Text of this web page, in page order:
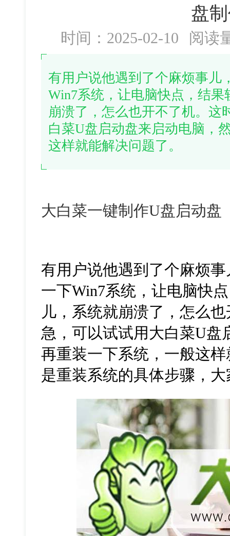
盘
时间：2025-02-10 阅读
有用户说他遇到了个麻烦事儿
Win7系统，让电脑快点，结
崩溃了，怎么也开不了机。这
白菜U盘启动盘来启动电脑，
这样就能解决问题了。
大白菜一键制作U盘启动盘
有用户说他遇到了个麻烦
一下Win7系统，让电脑快
儿，系统就崩溃了，怎么
急，可以试试用大白菜U盘
再重装一下系统，一般这
是重装系统的具体步骤，